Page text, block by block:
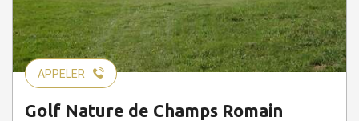
APPELER
Golf Nature de Champs Romain